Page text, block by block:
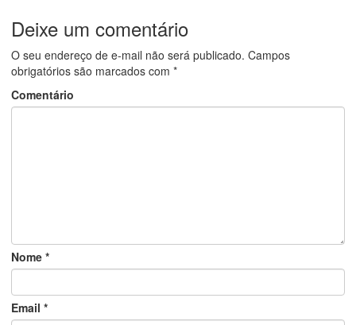
Deixe um comentário
O seu endereço de e-mail não será publicado. Campos
obrigatórios são marcados com *
Comentário
Nome *
Email *